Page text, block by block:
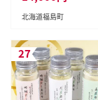
北海道福島町
27